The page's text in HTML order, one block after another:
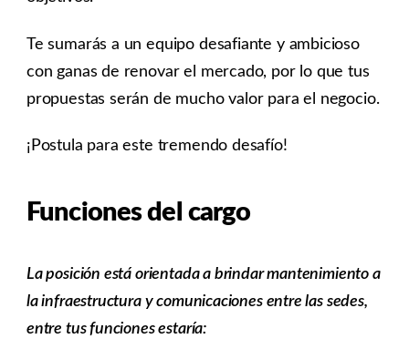
Te sumarás a un equipo desafiante y ambicioso
con ganas de renovar el mercado, por lo que tus
propuestas serán de mucho valor para el negocio.
¡Postula para este tremendo desafío!
Funciones del cargo
La posición está orientada a brindar mantenimiento a
la infraestructura y comunicaciones entre las sedes,
entre tus funciones estaría: